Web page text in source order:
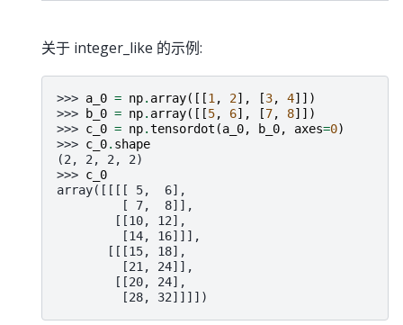
关于 integer_like 的示例:
>>> a_0 = np. array([[1 , 2], [3, 4]])
>>>
b_0 = np. array([[5, 6], [7, 8]])
>>> c_0 = np.tensordot (a_0, b_0, axes=0)
>>> c_0. shape
(2, 2, 2, 2)
>>> c_0
array([[[[ 5,  6],
         [ 7,  8]],
        [[10, 12],
         [14, 16]]],
       [[[15, 18],
         [21, 24]],
        [[20, 24],
         [28, 32]]]])